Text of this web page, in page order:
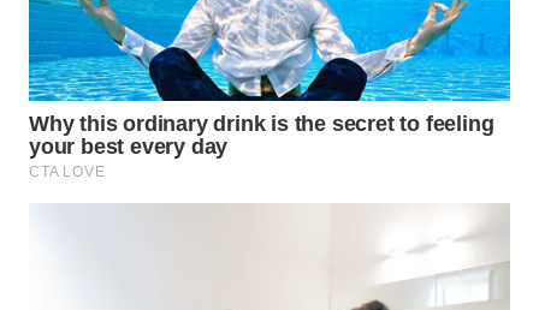
SOLO
WN
BOROBUDUR
WN